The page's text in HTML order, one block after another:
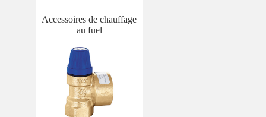
Accessoires de chauffage
au fuel